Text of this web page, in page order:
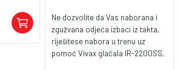
Clean funkcija produžava vijek
trajanja uređaja uklanjanjem
naslaga kamenca, a mogućnost
korištenja vode iz slavine
Ne dozvolite da Vas naborana i
zgužvana odjeća izbaci iz takta,
riješitese nabora u trenu uz
pomoć Vivax glačala IR-2200SS,